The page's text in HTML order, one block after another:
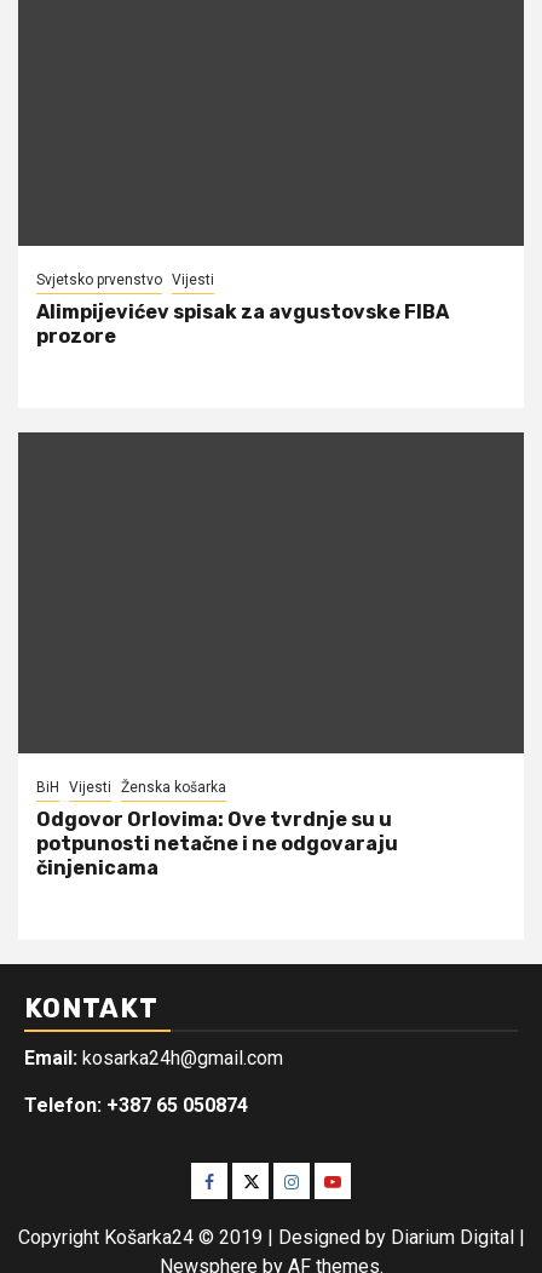
Svjetsko prvenstvo Vijesti
Alimpijevićev spisak za avgustovske FIBA
prozore
BiH Vijesti Ženska košarka
Odgovor Orlovima: ​Ove tvrdnje su u
potpunosti netačne i ne odgovaraju
činjenicama
KONTAKT
Email: kosarka24h@gmail.com
Telefon: +387 65 050874
Facebook
TwitterInstagram
Youtube
Copyright Košarka24 © 2019 | Designed by Diarium Digital |
Newsphereby AF themes.